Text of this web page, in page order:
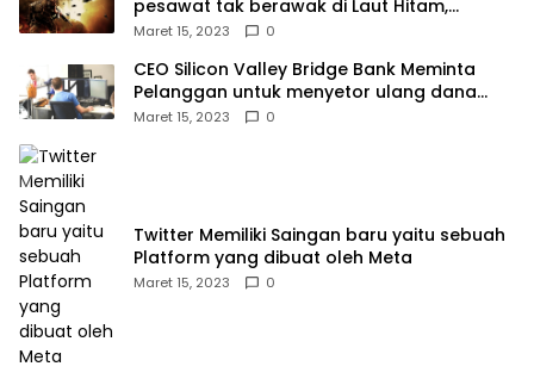
pesawat tak berawak di Laut Hitam,
Moskow menyangkal
Maret 15, 2023 0
CEO Silicon Valley Bridge Bank Meminta
Pelanggan untuk menyetor ulang dana
Mereka
Maret 15, 2023 0
Twitter Memiliki Saingan baru yaitu sebuah
Platform yang dibuat oleh Meta
Maret 15, 2023 0